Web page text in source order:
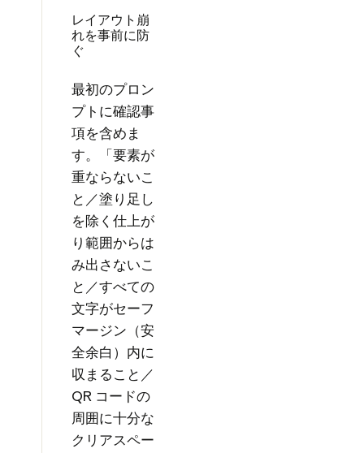
レイアウト崩
れを事前に防
ぐ
最初のプロン
プトに確認事
項を含めま
す。「要素が
重ならないこ
と／塗り足し
を除く仕上が
り範囲からは
み出さないこ
と／すべての
文字がセーフ
マージン（安
全余白）内に
収まること／
QR コードの
周囲に十分な
クリアスペー